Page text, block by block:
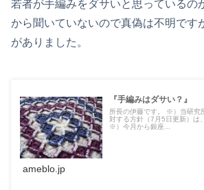
若者が手編みをダサいと思っているの
から聞いていないので真偽は不明です
がありました。
『手編みはダサい？』
所長の伊藤です。 ※）当研究
対する方針（7月5日更新）は
※）今月から銀座...
ameblo.jp